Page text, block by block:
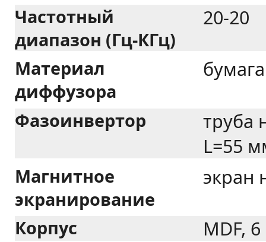
Частотный
диапазон (Гц-КГц)
20-20
Материал
диффузора
бумага
Фазоинвертор
труба
L=55
Магнитное
экранирование
экран
Корпус MDF,